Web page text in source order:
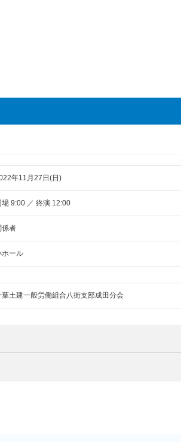
年11月27日(日)
場 9:00 ／ 終演 12:00
係者
ホール
葉土建一般労働組合八街支部成田分会